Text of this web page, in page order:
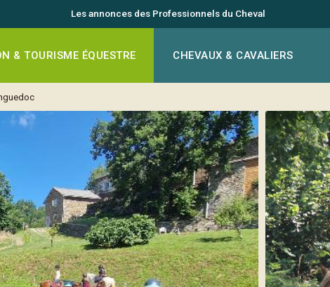
Les annonces des Professionnels du Cheval
& TOURISME ÉQUESTRE CHEVAUX & CAVALIERS